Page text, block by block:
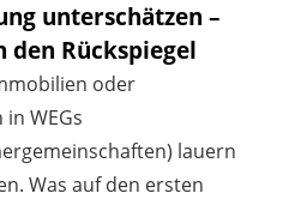
unterschätzen –
Rückspiegel
oder
WEGs
lauern
Was auf den ersten